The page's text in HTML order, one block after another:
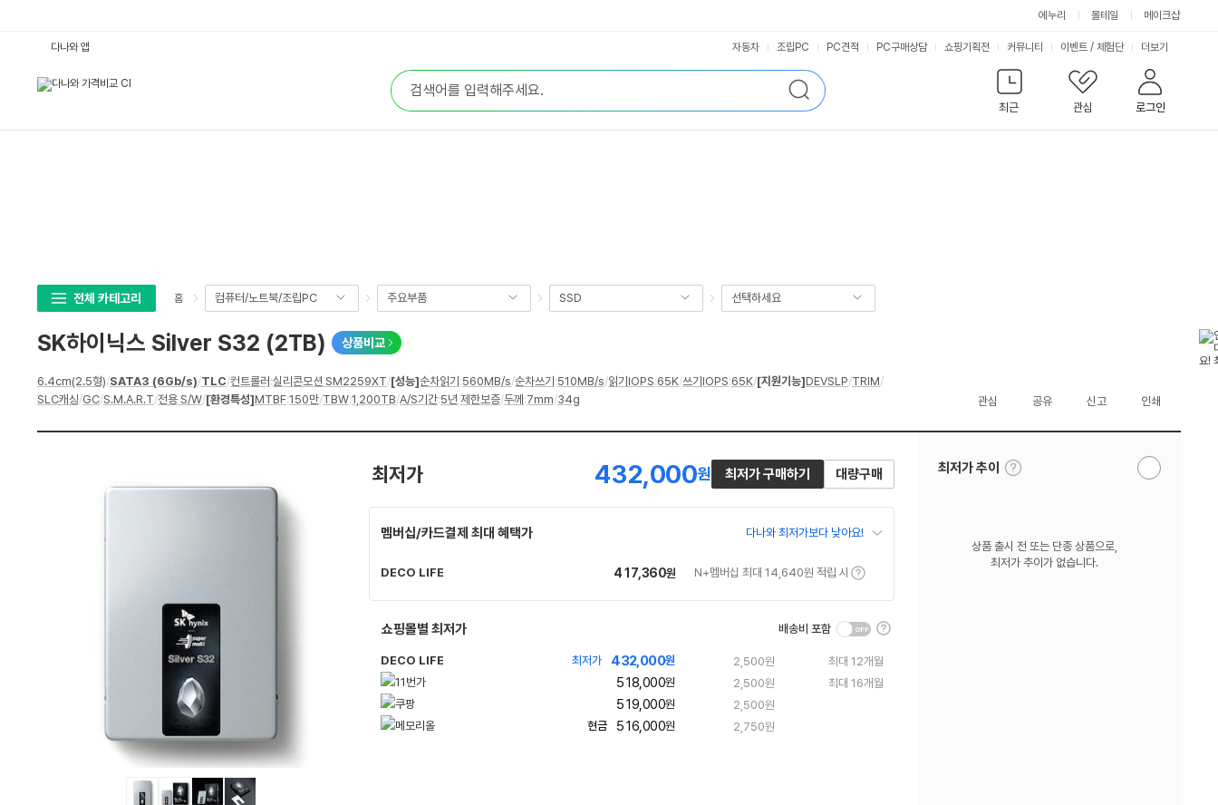
에누리 몰테일
메이크샵
합
검
색
검
색
최근
관심 로그인
다나와 앱 자동차 조립PC PC견적 PC구매상담 쇼핑기획전 커뮤니티 이벤트 / 체험단 서
비
스
더보기
전체 카테고리 홈 컴퓨터/노트북/조립PC 주요부품 SSD 선택하세요
SK하이닉스 Silver S32 (2TB) 상품비교
상
세
스
6.4cm(2.5형)/SATA3 (6Gb/s)/TLC/컨트롤러 :실리콘모션 SM2259XT/[성능]순차읽기 :560MB/s/순차쓰기 :510MB/s/읽기IOPS:65K/쓰기IOPS:65K/[지원기능]DEVSLP/TRIM/
SLC캐싱/GC/S.M.A.R.T/전용 S/W/[환경특성]MTBF:150만/TBW:1,200TB/A/S기간:5년 제한보증/두께 :7mm/34g 관심 공유 신고 인쇄
최저가 432,000원 최저가 구매하기 대량구매
멤버십/카드결제 최대 혜택가 다나와 최저가보다 낮아요!
DECO LIFE
이
버
417,360원 N+멤버십 최대 14,640원 적립 시 툴팁보기
쇼핑몰별 최저가 배송비 포함
툴
팁
보
기
DECO LIFE 최저가 432,000원 2,500원 최대 12개월
518,000원
빠
배
송
2,500원 최대 16개월
519,000원
2,500원
현금
516,000원 2,750원
최저가 추이
툴
팁
알
상품 출시 전 또는 단종 상품으로,
최저가 추이가 없습니다.